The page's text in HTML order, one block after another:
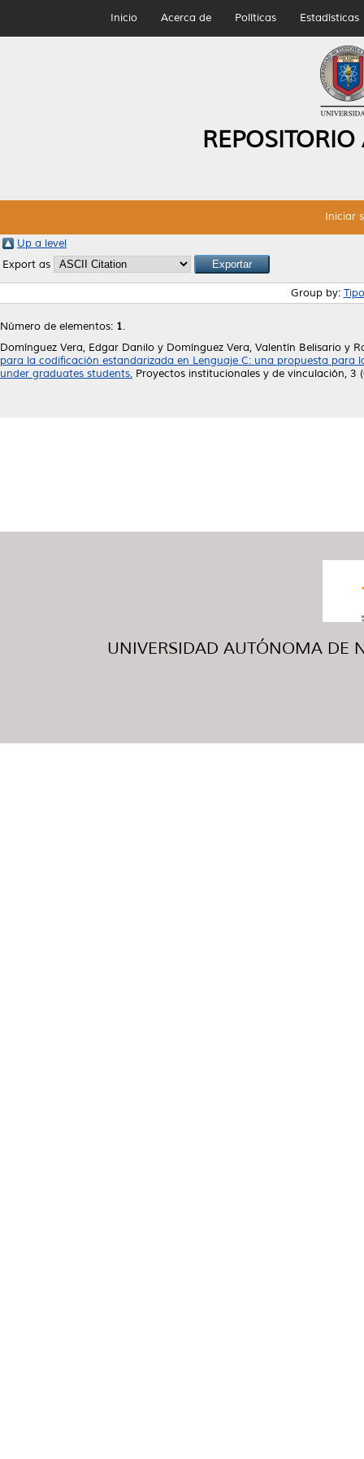
Inicio Acerca de Políticas Estadísticas
Iniciar
Up a level
Export as
Group by:
Número de elementos: 1.
Domínguez Vera, Edgar Danilo y Domínguez Vera, Valentín Belisario y
para la codificación estandarizada en Lenguaje C: una propuesta
under graduates students. Proyectos institucionales y de vinculación, 3
UNIVERSIDAD AUTÓNOMA DE